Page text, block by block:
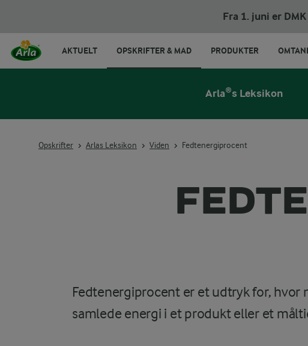
Fra 1. juni er
AKTUELT OPSKRIFTER & MAD PRODUKTER
Arla®s Leksikon
Opskrifter Arlas Leksikon Viden Fedtenergiprocent
Fedtenergiprocent er et udtryk for, hvor
samlede energi i et produkt eller et